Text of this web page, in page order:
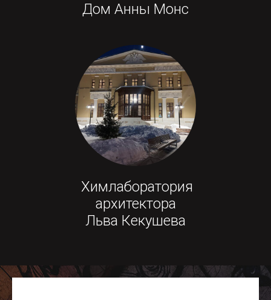
Дом Анны Монс
Химлаборатория
архитектора
Льва Кекушева